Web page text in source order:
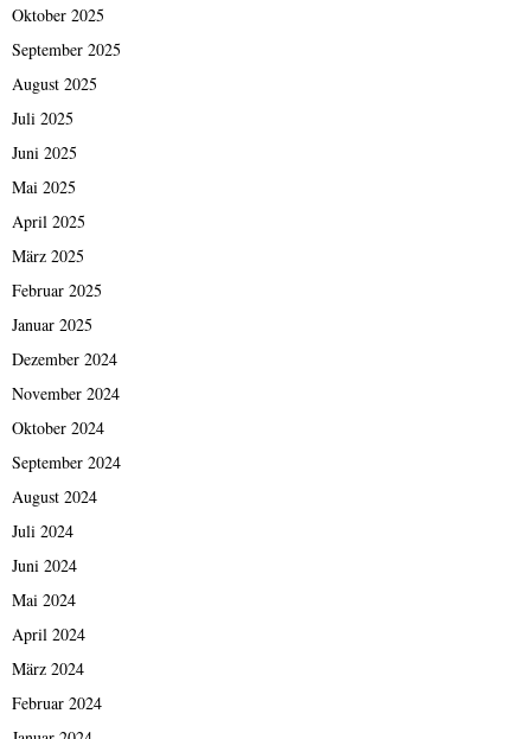
Oktober 2025
September 2025
August 2025
Juli 2025
Juni 2025
Mai 2025
April 2025
März 2025
Februar 2025
Januar 2025
Dezember 2024
November 2024
Oktober 2024
September 2024
August 2024
Juli 2024
Juni 2024
Mai 2024
April 2024
März 2024
Februar 2024